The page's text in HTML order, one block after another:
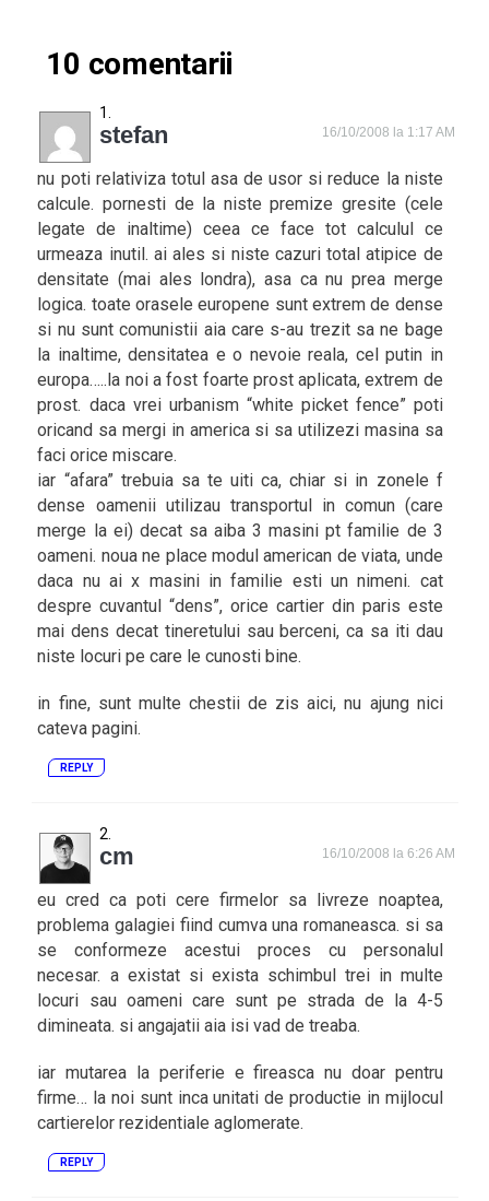
10 comentarii
stefan 16/10/2008 la 1:17 AM
nu poti relativiza totul asa de usor si reduce la niste
calcule. pornesti de la niste premize gresite (cele
legate de inaltime) ceea ce face tot calculul ce
urmeaza inutil. ai ales si niste cazuri total atipice de
densitate (mai ales londra), asa ca nu prea merge
logica. toate orasele europene sunt extrem de dense
si nu sunt comunistii aia care s-au trezit sa ne bage
la inaltime, densitatea e o nevoie reala, cel putin in
europa…..la noi a fost foarte prost aplicata, extrem de
prost. daca vrei urbanism “white picket fence” poti
oricand sa mergi in america si sa utilizezi masina sa
faci orice miscare.
iar “afara” trebuia sa te uiti ca, chiar si in zonele f
dense oamenii utilizau transportul in comun (care
merge la ei) decat sa aiba 3 masini pt familie de 3
oameni. noua ne place modul american de viata, unde
daca nu ai x masini in familie esti un nimeni. cat
despre cuvantul “dens”, orice cartier din paris este
mai dens decat tineretului sau berceni, ca sa iti dau
niste locuri pe care le cunosti bine.
in fine, sunt multe chestii de zis aici, nu ajung nici
cateva pagini.
REPLY
cm 16/10/2008 la 6:26 AM
eu cred ca poti cere firmelor sa livreze noaptea,
problema galagiei fiind cumva una romaneasca. si sa
se conformeze acestui proces cu personalul
necesar. a existat si exista schimbul trei in multe
locuri sau oameni care sunt pe strada de la 4-5
dimineata. si angajatii aia isi vad de treaba.
iar mutarea la periferie e fireasca nu doar pentru
firme… la noi sunt inca unitati de productie in mijlocul
cartierelor rezidentiale aglomerate.
REPLY